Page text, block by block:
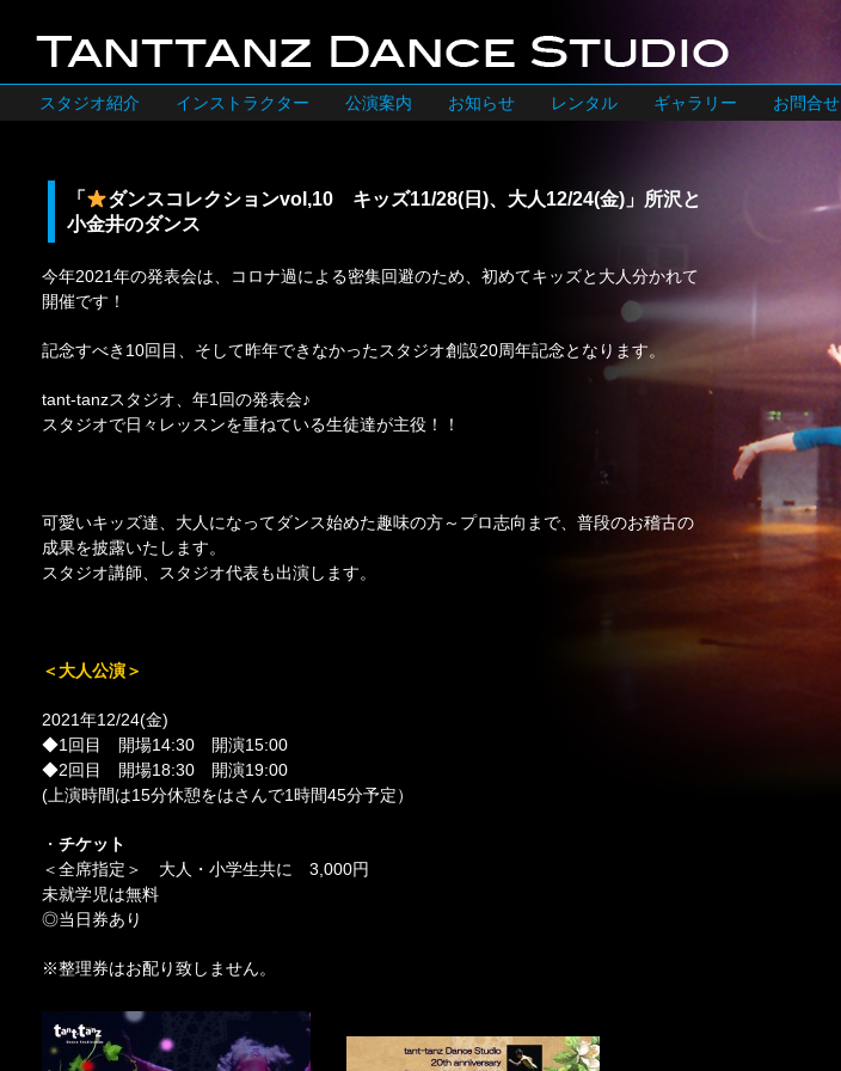
スタジオ紹介 インストラクター 公演案内 お知らせ レンタル ギャラリー お問合せ
「
ダンスコレクションvol,10 キッズ11/28(日)、大人12/24(金)」所沢と
小金井のダンス
今年2021年の発表会は、コロナ過による密集回避のため、初めてキッズと大人分かれて
開催です！
記念すべき10回目、そして昨年できなかったスタジオ創設20周年記念となります。
tant-tanzスタジオ、年1回の発表会♪
スタジオで日々レッスンを重ねている生徒達が主役！！
可愛いキッズ達、大人になってダンス始めた趣味の方～プロ志向まで、普段のお稽古の
成果を披露いたします。
スタジオ講師、スタジオ代表も出演します。
＜大人公演＞
2021年12/24(金)
◆1回目 開場14:30 開演15:00
◆2回目 開場18:30 開演19:00
(上演時間は15分休憩をはさんで1時間45分予定）
・ チケット
＜全席指定＞ 大人・小学生共に 3,000円
未就学児は無料
◎当日券あり
※整理券はお配り致しません。